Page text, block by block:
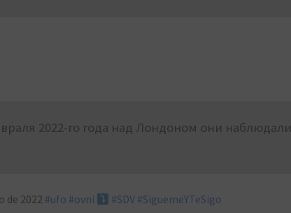
2022-го года над Лондоном они наблюдали
de 2022 #ufo #ovni #SDV #SiguemeYTeSigo